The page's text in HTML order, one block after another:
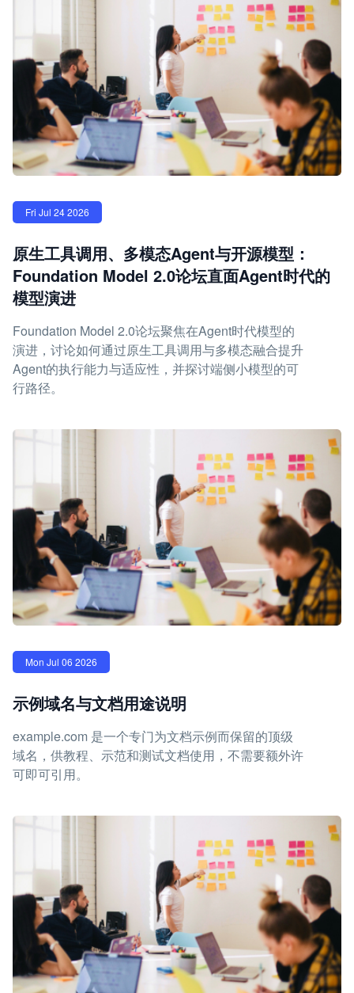
Fri Jul 24 2026
原生工具调用、多模态Agent与开源模型：
Foundation Model 2.0论坛直面Agent时代的
模型演进
Foundation Model 2.0论坛聚焦在Agent时代模型的
演进，讨论如何通过原生工具调用与多模态融合提升
Agent的执行能力与适应性，并探讨端侧小模型的可
行路径。
Mon Jul 06 2026
示例域名与文档用途说明
example.com 是一个专门为文档示例而保留的顶级
域名，供教程、示范和测试文档使用，不需要额外许
可即可引用。